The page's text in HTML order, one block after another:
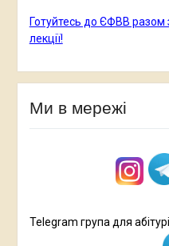
Готуйтесь до ЄФВВ разом
лекції!
Ми в мережі
Telegram група для